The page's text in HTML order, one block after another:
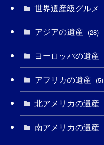
(18)
(3)
(7)
(16)
(1)
(9)
(1)
(7)
(19)
世界遺産級グルメ
アジアの遺産 (28)
(1)
ヨーロッパの遺産
(2)
(1)
(1)
アフリカの遺産 (5)
(3)
北アメリカの遺産
(1)
南アメリカの遺産